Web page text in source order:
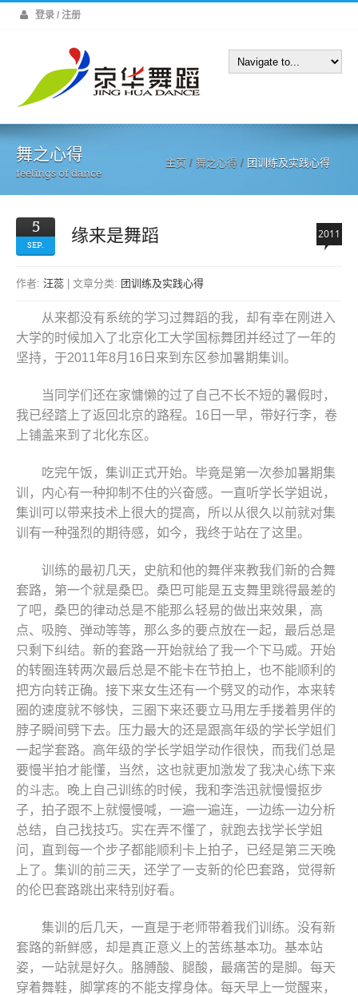
登录 / 注册
舞之心得
feelings of dance
主页 / 舞之心得 / 团训练及实践心得
5
SEP. 缘来是舞蹈 2011
作者: 汪蕊 | 文章分类: 团训练及实践心得
从来都没有系统的学习过舞蹈的我，却有幸在刚进入
大学的时候加入了北京化工大学国标舞团并经过了一年的
坚持，于2011年8月16日来到东区参加暑期集训。
当同学们还在家慵懒的过了自己不长不短的暑假时，
我已经踏上了返回北京的路程。16日一早，带好行李，卷
上铺盖来到了北化东区。
吃完午饭，集训正式开始。毕竟是第一次参加暑期集
训，内心有一种抑制不住的兴奋感。一直听学长学姐说，
集训可以带来技术上很大的提高，所以从很久以前就对集
训有一种强烈的期待感，如今，我终于站在了这里。
训练的最初几天，史航和他的舞伴来教我们新的合舞
套路，第一个就是桑巴。桑巴可能是五支舞里跳得最差的
了吧，桑巴的律动总是不能那么轻易的做出来效果，高
点、吸胯、弹动等等，那么多的要点放在一起，最后总是
只剩下纠结。新的套路一开始就给了我一个下马威。开始
的转圈连转两次最后总是不能卡在节拍上，也不能顺利的
把方向转正确。接下来女生还有一个劈叉的动作，本来转
圈的速度就不够快，三圈下来还要立马用左手搂着男伴的
脖子瞬间劈下去。压力最大的还是跟高年级的学长学姐们
一起学套路。高年级的学长学姐学动作很快，而我们总是
要慢半拍才能懂，当然，这也就更加激发了我决心练下来
的斗志。晚上自己训练的时候，我和李浩迅就慢慢抠步
子，拍子跟不上就慢慢喊，一遍一遍连，一边练一边分析
总结，自己找技巧。实在弄不懂了，就跑去找学长学姐
问，直到每一个步子都能顺利卡上拍子，已经是第三天晚
上了。集训的前三天，还学了一支新的伦巴套路，觉得新
的伦巴套路跳出来特别好看。
集训的后几天，一直是于老师带着我们训练。没有新
套路的新鲜感，却是真正意义上的苦练基本功。基本站
姿，一站就是好久。胳膊酸、腿酸，最痛苦的是脚。每天
穿着舞鞋，脚掌疼的不能支撑身体。每天早上一觉醒来，